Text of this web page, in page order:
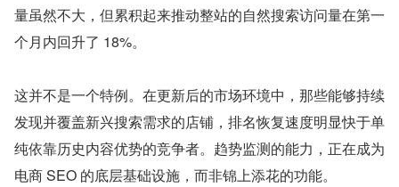
量虽然不大，但累积起来推动整站的自然搜索访问量在第一
个月内回升了 18%。
这并不是一个特例。在更新后的市场环境中，那些能够持续
发现并覆盖新兴搜索需求的店铺，排名恢复速度明显快于单
纯依靠历史内容优势的竞争者。趋势监测的能力，正在成为
电商 SEO 的底层基础设施，而非锦上添花的功能。